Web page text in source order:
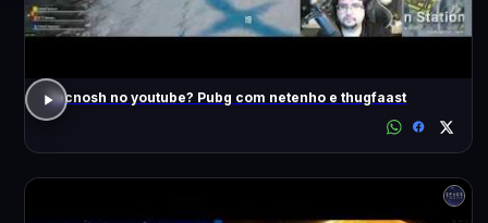
Tecnosh no youtube? Pubg com netenho e thugfaast